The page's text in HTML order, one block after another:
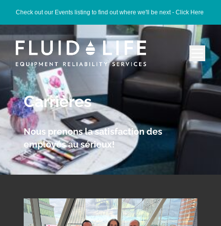
Check out our Events listing to find out where we'll be next - Click Here
Carrières
Nous prenons la satisfaction des
employés au sérieux!